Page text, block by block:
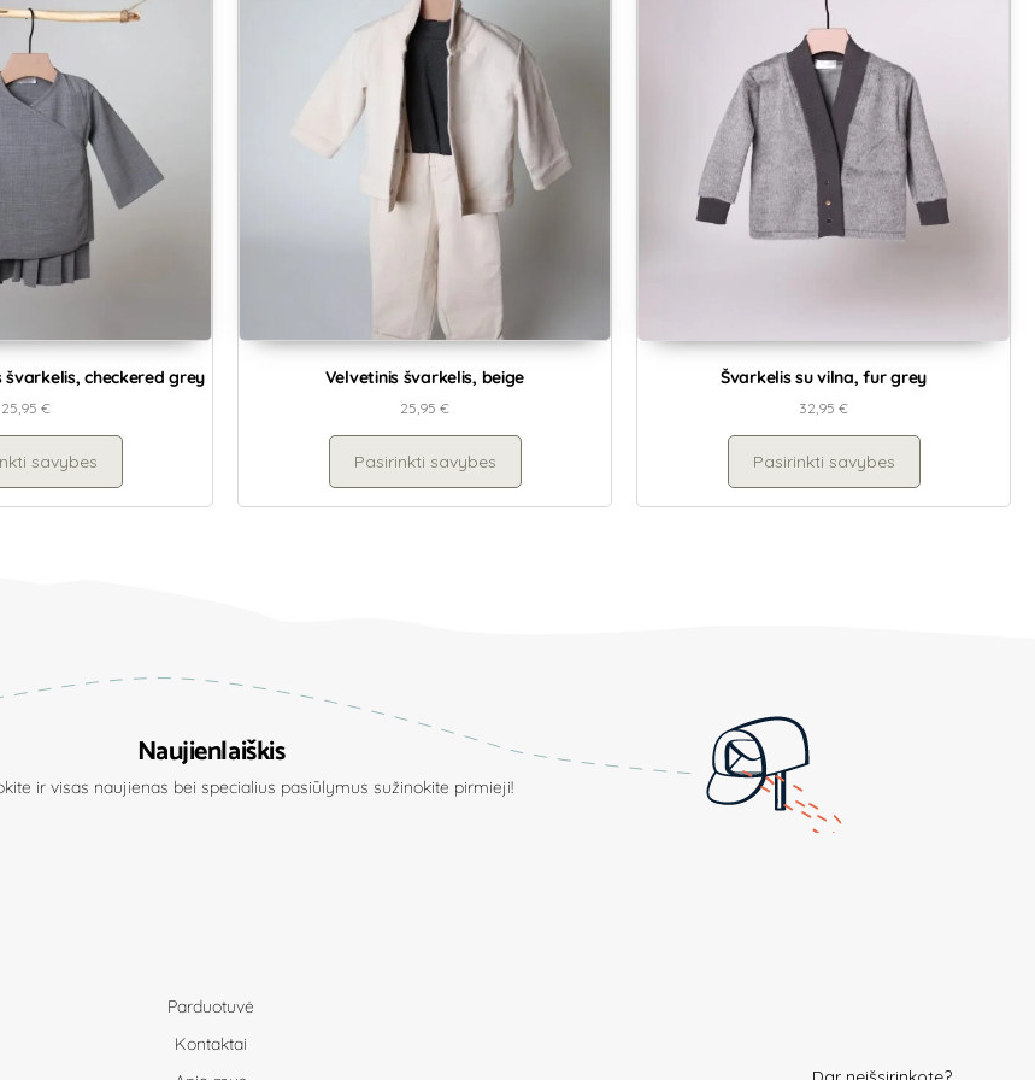
švarkelis, checkered grey
25,95 €
savybes
Velvetinis švarkelis, beige
25,95 €
Pasirinkti savybes
Švarkelis su vilna, fur grey
32,95 €
Pasirinkti savybes
Naujienlaiškis
ir visas naujienas bei specialius pasiūlymus sužinokite pirmieji!
Parduotuvė
Kontaktai